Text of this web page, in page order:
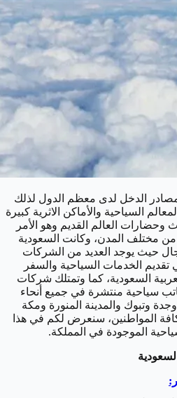
الدخل لدى معظم الدول لذلك
السياحية والأماكن الاثرية كبيرة
وحضارات العالم القديم وهو الأمر
من مختلف المدن، وكانت السعودية
حيث يوجد العديد من الشركات
تقديم الخدمات السياحية والسفر
السعودية، كما وتمتلك شركات
سياحية منتشرة في جميع أنحاء
وتبوك والمدينة المنورة ومكة
المواطنين، سنعرض لكم في هذا
الموجودة في المملكة.